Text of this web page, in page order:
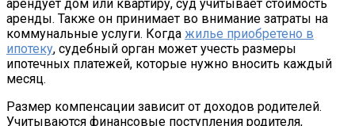
арендует дом или квартиру, суд учитывает стоимость
аренды. Также он принимает во внимание затраты на
коммунальные услуги. Когда жилье приобретено в
ипотеку, судебный орган может учесть размеры
ипотечных платежей, которые нужно вносить каждый
месяц.
Размер компенсации зависит от доходов родителей.
Учитываются финансовые поступления родителя,